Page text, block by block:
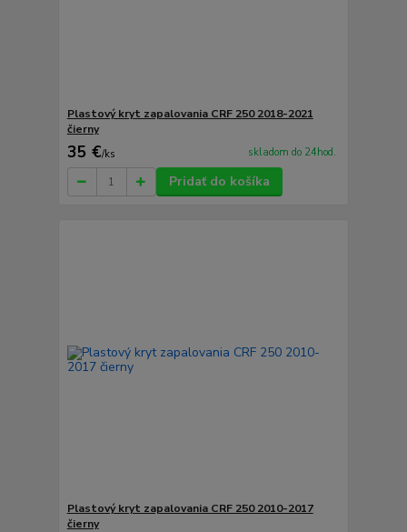
Plastový kryt zapalovania CRF 250 2018-2021
čierny
35 €/ks skladom do 24hod.
Pridať do košíka
Plastový kryt zapalovania CRF 250 2010-2017
čierny